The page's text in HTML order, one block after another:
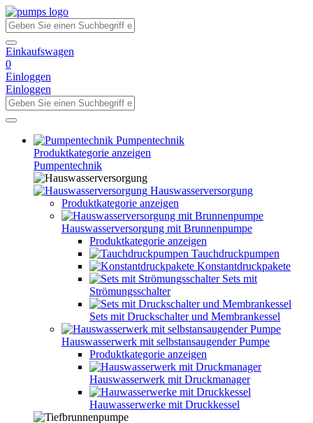
Einkaufswagen
0
Einloggen
Einloggen
Pumpentechnik
Produktkategorie anzeigen
Pumpentechnik
Hauswasserversorgung
Produktkategorie anzeigen
Hauswasserversorgung mit Brunnenpumpe
Produktkategorie anzeigen
Tauchdruckpumpen
Konstantdruckpakete
Sets mit
Strömungsschalter
Sets mit Druckschalter und Membrankessel
Hauswasserwerk mit selbstansaugender Pumpe
Produktkategorie anzeigen
Hauswasserwerk mit Druckmanager
Hauwasserwerke mit Druckkessel